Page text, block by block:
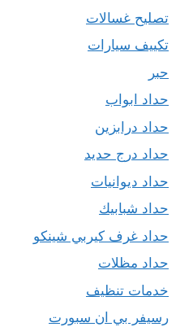
تصليح غسالات
تكييف سيارات
حبر
حداد ابواب
حداد درابزين
حداد درج حديد
حداد ديوانيات
حداد شبابيك
حداد غرف كيربي شينكو
حداد مظلات
خدمات تنظيف
رسيفر بي ان سبورت